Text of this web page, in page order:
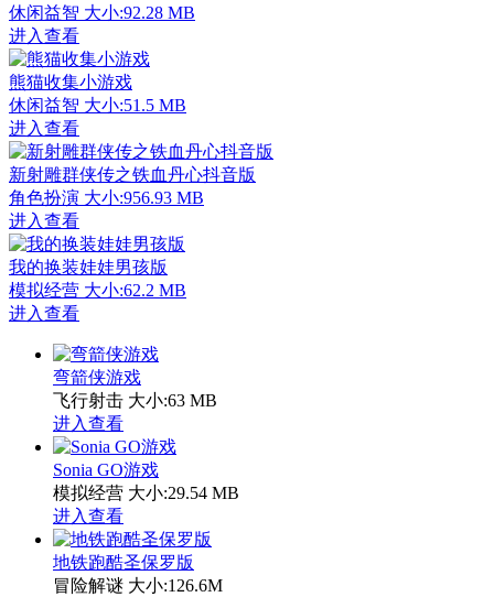
休闲益智 大小:92.28 MB
进入查看
熊猫收集小游戏
休闲益智 大小:51.5 MB
进入查看
新射雕群侠传之铁血丹心抖音版
角色扮演 大小:956.93 MB
进入查看
我的换装娃娃男孩版
模拟经营 大小:62.2 MB
进入查看
弯箭侠游戏
飞行射击 大小:63 MB
进入查看
Sonia GO游戏
模拟经营 大小:29.54 MB
进入查看
地铁跑酷圣保罗版
冒险解谜 大小:126.6M